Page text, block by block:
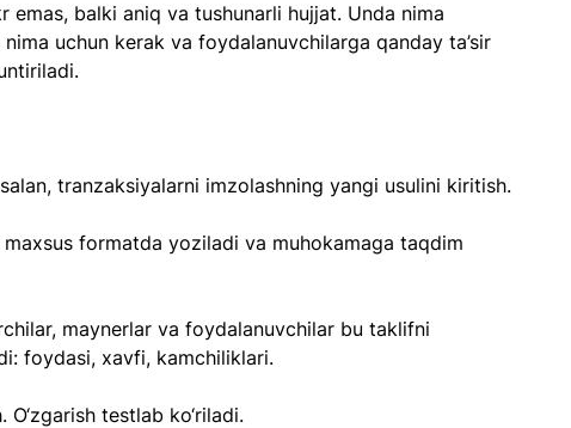
emas, balki aniq va tushunarli hujjat. Unda nima
uchun kerak va foydalanuvchilarga qanday ta’sir
tranzaksiyalarni imzolashning yangi usulini kiritish.
formatda yoziladi va muhokamaga taqdim
maynerlar va foydalanuvchilar bu taklifni
foydasi, xavfi, kamchiliklari.
O‘zgarish testlab ko‘riladi.